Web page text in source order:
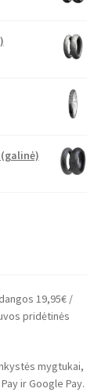
(galinė)
19,95€ /
pridėtinės
mygtukai,
ir Google Pay.